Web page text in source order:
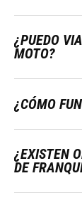
¿PUEDO
MOTO?
¿CÓMO
¿EXISTEN
DE